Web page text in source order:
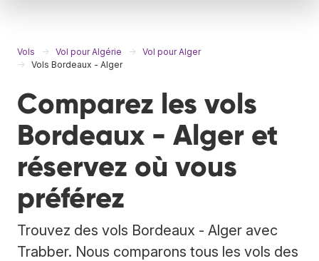
Vols Vol pour Algérie
Vol pour Alger
Vols Bordeaux - Alger
Comparez les vols
Bordeaux - Alger et
réservez où vous
préférez
Trouvez des vols Bordeaux - Alger avec
Trabber. Nous comparons tous les vols des